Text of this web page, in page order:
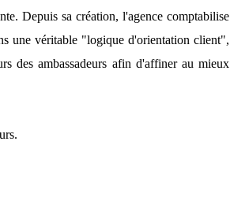
Depuis sa création, l'agence comptabilise
une véritable "logique d'orientation client",
des ambassadeurs afin d'affiner au mieux